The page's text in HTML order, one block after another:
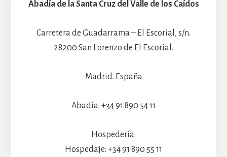
Abadía de la Santa Cruz del Valle de los Caídos
Carretera de Guadarrama – El Escorial, s/n.
28200 San Lorenzo de El Escorial.
Madrid. España
Abadía: +34 91 890 54 11
Hospedería:
Hospedaje: +34 91 890 55 11